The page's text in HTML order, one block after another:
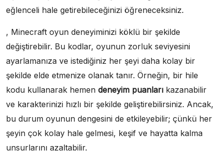
eğlenceli hale getirebileceğinizi öğreneceksiniz.
, Minecraft oyun deneyiminizi köklü bir şekilde
değiştirebilir. Bu kodlar, oyunun zorluk seviyesini
ayarlamanıza ve istediğiniz her şeyi daha kolay bir
şekilde elde etmenize olanak tanır. Örneğin, bir hile
kodu kullanarak hemen deneyim puanları kazanabilir
ve karakterinizi hızlı bir şekilde geliştirebilirsiniz. Ancak,
bu durum oyunun dengesini de etkileyebilir; çünkü her
şeyin çok kolay hale gelmesi, keşif ve hayatta kalma
unsurlarını azaltabilir.